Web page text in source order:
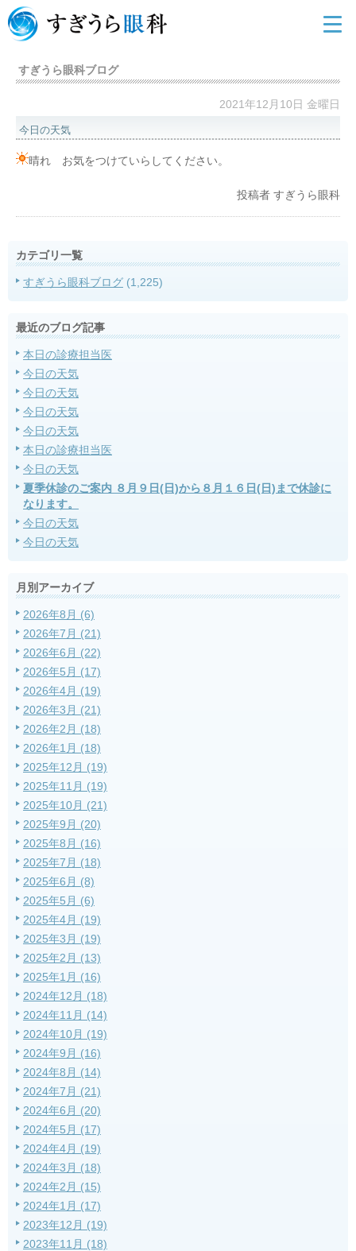
すぎうら眼科ブログ
2021年12月10日 金曜日
今日の天気
晴れ お気をつけていらしてください。
投稿者 すぎうら眼科
カテゴリ一覧
すぎうら眼科ブログ (1,225)
最近のブログ記事
本日の診療担当医
今日の天気
今日の天気
今日の天気
今日の天気
本日の診療担当医
今日の天気
夏季休診のご案内 ８月９日(日)から８月１６日(日)まで休診に
なります。
今日の天気
今日の天気
月別アーカイブ
2026年8月 (6)
2026年7月 (21)
2026年6月 (22)
2026年5月 (17)
2026年4月 (19)
2026年3月 (21)
2026年2月 (18)
2026年1月 (18)
2025年12月 (19)
2025年11月 (19)
2025年10月 (21)
2025年9月 (20)
2025年8月 (16)
2025年7月 (18)
2025年6月 (8)
2025年5月 (6)
2025年4月 (19)
2025年3月 (19)
2025年2月 (13)
2025年1月 (16)
2024年12月 (18)
2024年11月 (14)
2024年10月 (19)
2024年9月 (16)
2024年8月 (14)
2024年7月 (21)
2024年6月 (20)
2024年5月 (17)
2024年4月 (19)
2024年3月 (18)
2024年2月 (15)
2024年1月 (17)
2023年12月 (19)
2023年11月 (18)